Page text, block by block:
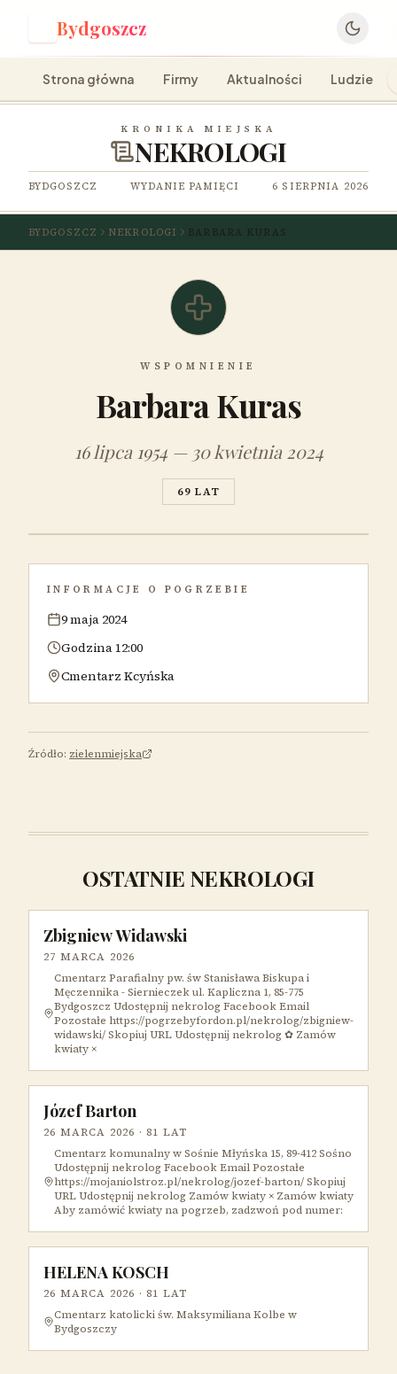
Bydgoszcz
Strona główna Firmy Aktualności Ludzie
KRONIKA MIEJSKA
NEKROLOGI
BYDGOSZCZ WYDANIE PAMIĘCI 6 SIERPNIA 2026
BYDGOSZCZ NEKROLOGI BARBARA KURAS
WSPOMNIENIE
Barbara Kuras
16 lipca 1954 — 30 kwietnia 2024
69 LAT
INFORMACJE O POGRZEBIE
9 maja 2024
Godzina 12:00
Cmentarz Kcyńska
Źródło: zielenmiejska
OSTATNIE NEKROLOGI
Zbigniew Widawski
27 MARCA 2026
Cmentarz Parafialny pw. św Stanisława Biskupa i
Męczennika - Siernieczek ul. Kapliczna 1, 85-775
Bydgoszcz Udostępnij nekrolog Facebook Email
Pozostałe https://pogrzebyfordon.pl/nekrolog/zbigniew-
widawski/ Skopiuj URL Udostępnij nekrolog ✿ Zamów
kwiaty ×
Józef Barton
26 MARCA 2026 · 81 LAT
Cmentarz komunalny w Sośnie Młyńska 15, 89-412 Sośno
Udostępnij nekrolog Facebook Email Pozostałe
https://mojaniolstroz.pl/nekrolog/jozef-barton/ Skopiuj
URL Udostępnij nekrolog Zamów kwiaty × Zamów kwiaty
Aby zamówić kwiaty na pogrzeb, zadzwoń pod numer:
HELENA KOSCH
26 MARCA 2026 · 81 LAT
Cmentarz katolicki św. Maksymiliana Kolbe w
Bydgoszczy